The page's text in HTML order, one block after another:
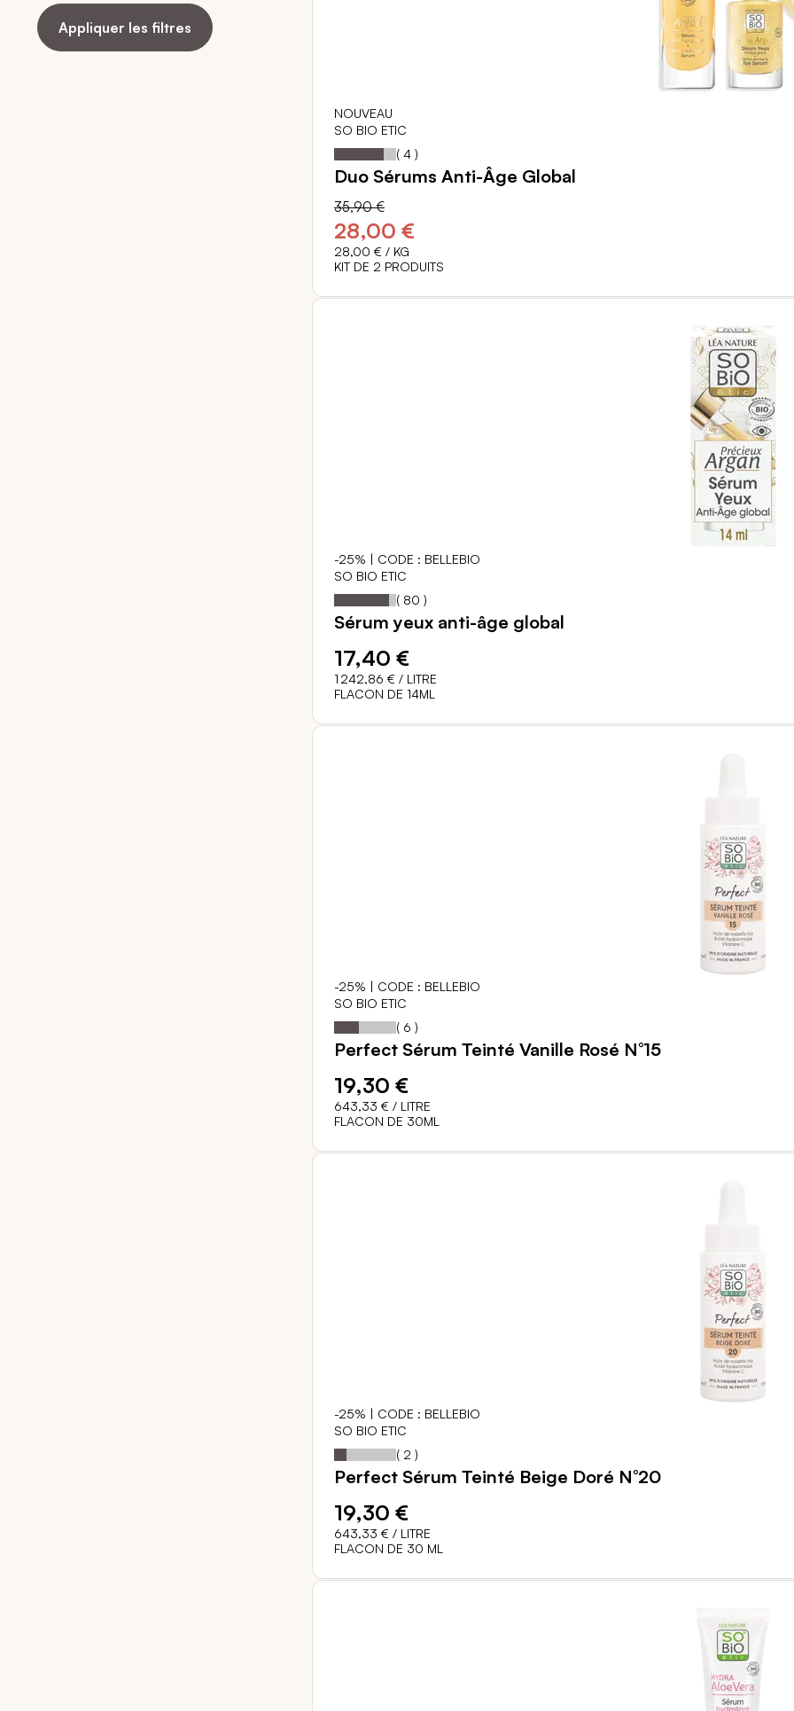
NOUVEAU
SO BIO ETIC
Notation:80
% of
( 4 )
Duo Sérums Anti-Âge Global
28,00 €
35,90 €
28,00 € / KG
KIT DE 2 PRODUITS
-25% | CODE : BELLEBIO
SO BIO ETIC
Notation:89
% of
( 80 )
Sérum yeux anti-âge global
17,40 €
1 242,86 € / LITRE
FLACON DE 14ML
-25% | CODE : BELLEBIO
SO BIO ETIC
Notation:40
% of
( 6 )
Perfect Sérum Teinté Vanille Rosé N°15
19,30 €
643,33 € / LITRE
FLACON DE 30ML
-25% | CODE : BELLEBIO
SO BIO ETIC
Notation:20
% of
( 2 )
Perfect Sérum Teinté Beige Doré N°20
19,30 €
643,33 € / LITRE
FLACON DE 30 ML
Appliquer les filtres